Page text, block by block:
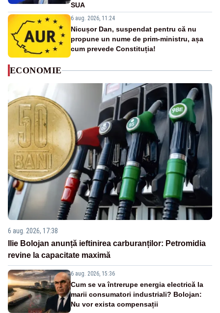
SUA
6 aug. 2026, 11:24
Nicușor Dan, suspendat pentru că nu
propune un nume de prim-ministru, așa
cum prevede Constituția!
ECONOMIE
6 aug. 2026, 17:38
Ilie Bolojan anunță ieftinirea carburanților: Petromidia
revine la capacitate maximă
6 aug. 2026, 15:36
Cum se va întrerupe energia electrică la
marii consumatori industriali? Bolojan:
Nu vor exista compensații